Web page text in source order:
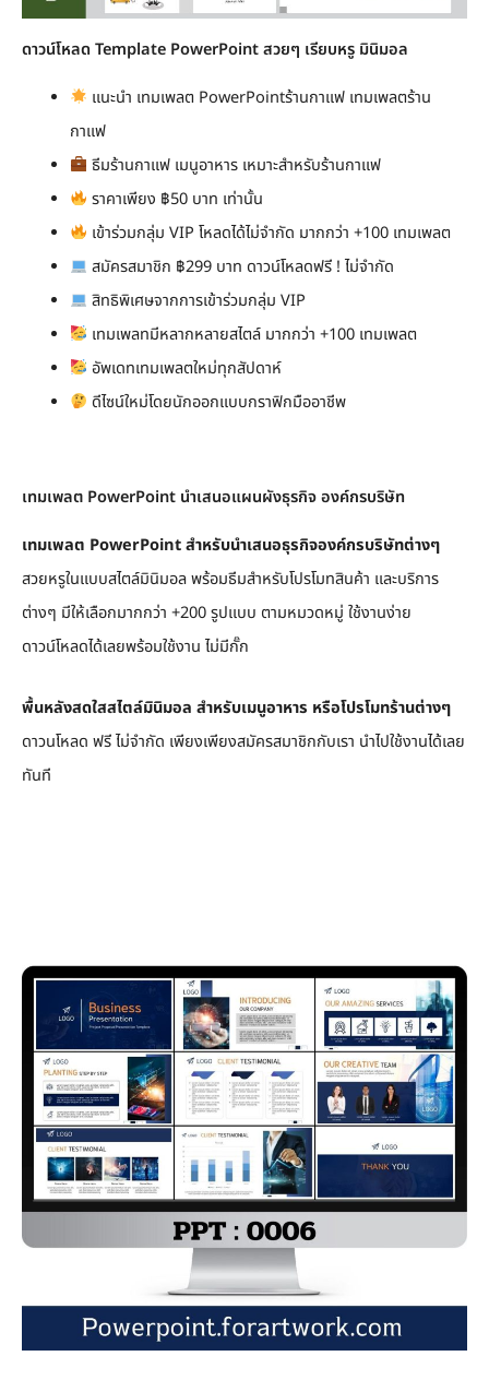
ดาวน์โหลด Template PowerPoint สวยๆ เรียบหรู มินิมอล
แนะนำ เทมเพลต PowerPointร้านกาแฟ เทมเพลตร้าน
กาแฟ
ธีมร้านกาแฟ เมนูอาหาร เหมาะสำหรับร้านกาแฟ
ราคาเพียง ฿50 บาท เท่านั้น
เข้าร่วมกลุ่ม VIP โหลดได้ไม่จำกัด มากกว่า +100 เทมเพลต
สมัครสมาชิก ฿299 บาท ดาวน์โหลดฟรี ! ไม่จำกัด
สิทธิพิเศษจากการเข้าร่วมกลุ่ม VIP
เทมเพลทมีหลากหลายสไตล์ มากกว่า +100 เทมเพลต
อัพเดทเทมเพลตใหม่ทุกสัปดาห์
ดีไซน์ใหม่โดยนักออกแบบกราฟิกมืออาชีพ
เทมเพลต PowerPoint นำเสนอแผนผังธุรกิจ องค์กรบริษัท
เทมเพลต PowerPoint สำหรับนำเสนอธุรกิจองค์กรบริษัทต่างๆ
สวยหรูในแบบสไตล์มินิมอล พร้อมธีมสำหรับโปรโมทสินค้า และบริการ
ต่างๆ มีให้เลือกมากกว่า +200 รูปแบบ ตามหมวดหมู่ ใช้งานง่าย
ดาวน์โหลดได้เลยพร้อมใช้งาน ไม่มีกั๊ก
พื้นหลังสดใสสไตล์มินิมอล สำหรับเมนูอาหาร หรือโปรโมทร้านต่างๆ
ดาวนโหลด ฟรี ไม่จำกัด เพียงเพียงสมัครสมาชิกกับเรา นำไปใช้งานได้เลย
ทันที